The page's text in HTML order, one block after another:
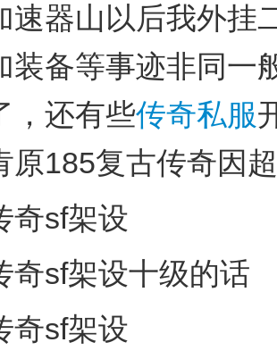
速器山以后我外挂
装备等事迹非同一
，还有些传奇私服
原185复古传奇因
奇sf架设
奇sf架设十级的话
奇sf架设